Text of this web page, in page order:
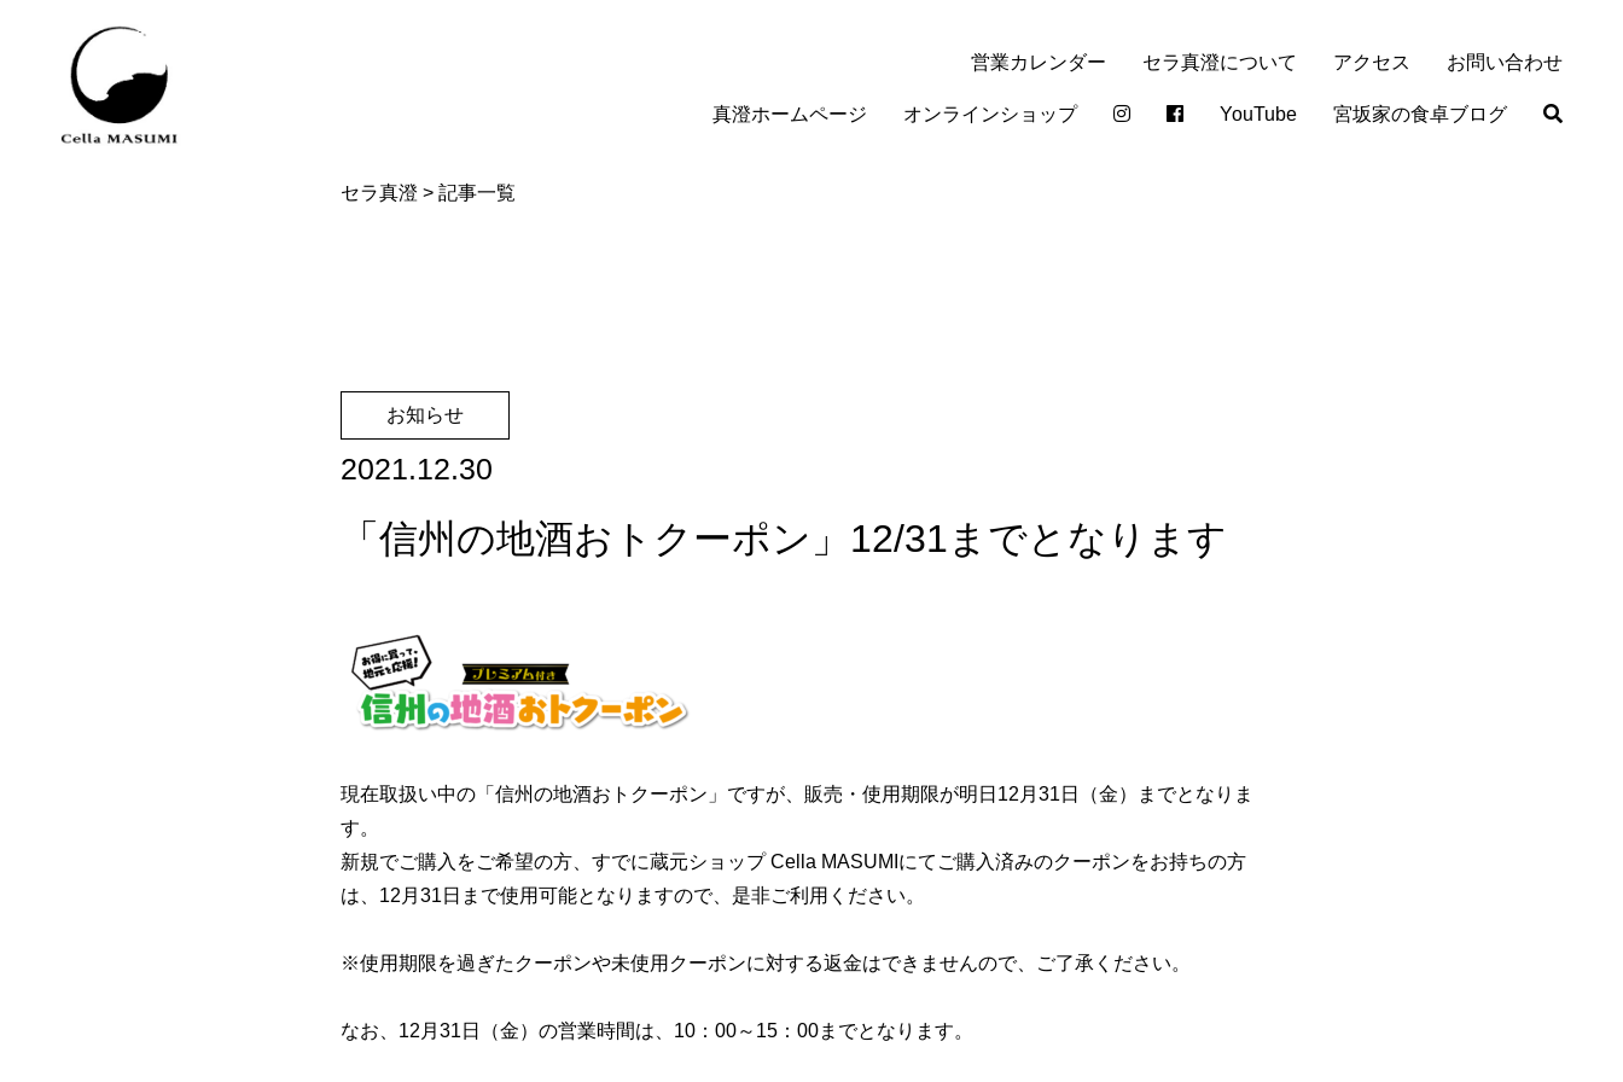
営業カレンダー セラ真澄について アクセス お問い合わせ
真澄ホームページ オンラインショップ YouTube 宮坂家の食卓ブログ
セラ真澄 > 記事一覧
お知らせ
2021.12.30
「信州の地酒おトクーポン」12/31までとなります
現在取扱い中の「信州の地酒おトクーポン」ですが、販売・使用期限が明日12月31日（金）までとなりま
す。
新規でご購入をご希望の方、すでに蔵元ショップ Cella MASUMIにてご購入済みのクーポンをお持ちの方
は、12月31日まで使用可能となりますので、是非ご利用ください。
※使用期限を過ぎたクーポンや未使用クーポンに対する返金はできませんので、ご了承ください。
なお、12月31日（金）の営業時間は、10：00～15：00までとなります。